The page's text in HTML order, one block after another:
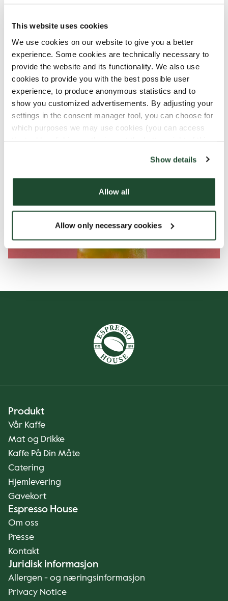
This website uses cookies
We use cookies on our website to give you a better
experience. Some cookies are technically necessary to
provide the website and its functionality. We also use
cookies to provide you with the best possible user
experience, to produce anonymous statistics and to
show you customized advertisements. By adjusting your
settings in the consent manager tool, you can choose for
which purposes we may use cookies (you can access
Show details
Allow all
Allow only necessary cookies
Produkt
Vår Kaffe
Mat og Drikke
Kaffe På Din Måte
Catering
Hjemlevering
Gavekort
Espresso House
Om oss
Presse
Kontakt
Juridisk informasjon
Allergen - og næringsinformasjon
Privacy Notice